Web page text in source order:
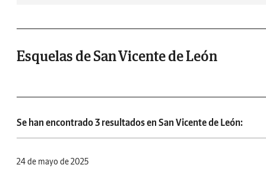
Esquelas de San Vicente de León
Se han encontrado 3 resultados en San Vicente de León:
24 de mayo de 2025